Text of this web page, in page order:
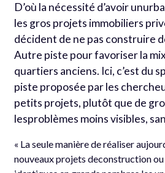
D’où la nécessité d’avoir
les gros projets immobiliers
décident de ne pas construire
Autre piste pour favoriser la
quartiers anciens. Ici, c’est du
piste proposée par les
petits projets, plutôt que de
lesproblèmes moins visibles,
« La seule manière de réaliser
nouveaux projets deconstruction